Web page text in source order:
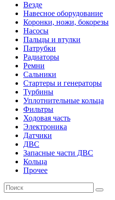
Везде
Навесное оборудование
Коронки, ножи, бокорезы
Насосы
Пальцы и втулки
Патрубки
Радиаторы
Ремни
Сальники
Стартеры и генераторы
Турбины
Уплотнительные кольца
Фильтры
Ходовая часть
Электроника
Датчики
ДВС
Запасные части ДВС
Кольца
Прочее